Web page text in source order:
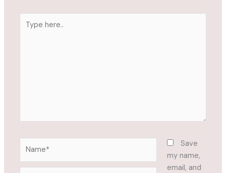
here..
Save
my name,
email, and